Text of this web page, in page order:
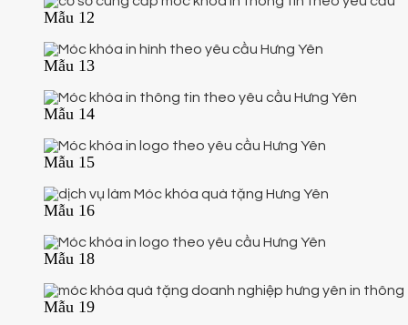
Mẫu 12
Mẫu 13
Mẫu 14
Mẫu 15
Mẫu 16
Mẫu 18
Mẫu 19